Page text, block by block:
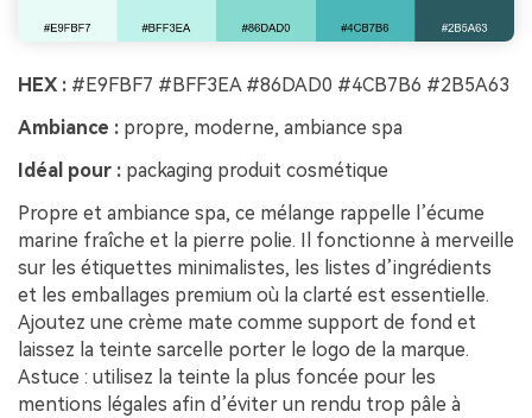
HEX : #E9FBF7 #BFF3EA #86DAD0 #4CB7B6 #2B5A63
Ambiance : propre, moderne, ambiance spa
Idéal pour : packaging produit cosmétique
Propre et ambiance spa, ce mélange rappelle l’écume
marine fraîche et la pierre polie. Il fonctionne à merveille
sur les étiquettes minimalistes, les listes d’ingrédients
et les emballages premium où la clarté est essentielle.
Ajoutez une crème mate comme support de fond et
laissez la teinte sarcelle porter le logo de la marque.
Astuce : utilisez la teinte la plus foncée pour les
mentions légales afin d’éviter un rendu trop pâle à